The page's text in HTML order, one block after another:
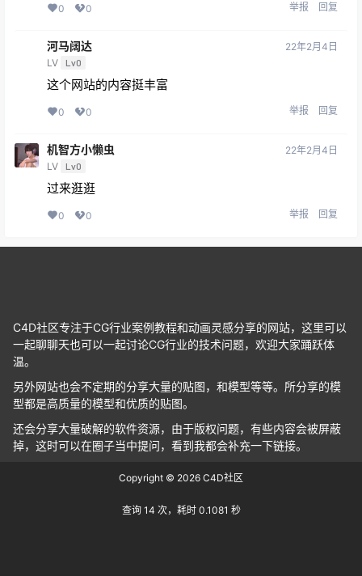
0 0 举报 回复
河马阔达
LV Lv0
22年2月4日
这个网站的内容挺丰富
0 0 举报 回复
机智方小懒虫
LV Lv0
22年2月4日
过来逛逛
0 0 举报 回复
C4D社区专注于CG行业案例教程和动画灵感分享的网站，这里可以
一起聊聊天也可以一起讨论CG行业的技术问题，欢迎大家踊跃体
温。
另外网站也会不定期的分享大量的贴图，和模型等等。所分享的模
型都是高质量的模型和优质的贴图。
还会分享大量破解的软件资源，由于版权问题，有些内容会被屏蔽
掉，这时可以在圈子当中提问，看到我都会补充一下链接。
Copyright © 2026 C4D社区
查询 14 次，耗时 0.1081 秒